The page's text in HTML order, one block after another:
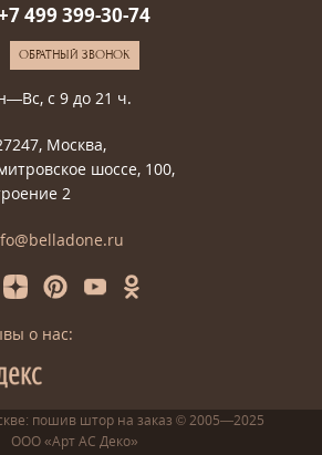
499 399-30-74
ОБРАТНЫЙ ЗВОНОК
с 9 до 21 ч.
Москва,
шоссе, 100,
2
о нас:
пошив штор на заказ © 2005—2025
ООО «Арт АС Деко»